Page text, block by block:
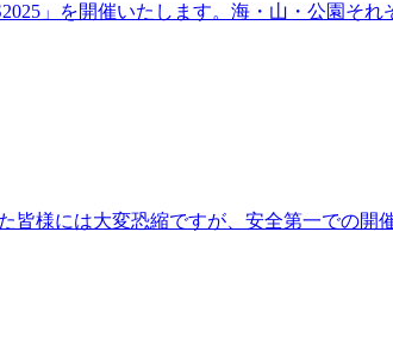
」を開催いたします。海・山・公園そ
様には大変恐縮ですが、安全第一での開